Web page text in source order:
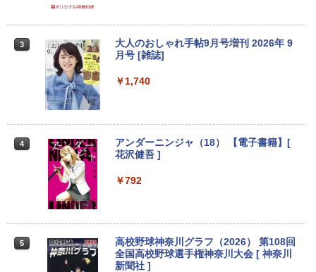
12.1インチ DVD Bluetoot カメラ Wi-Fi
HDMI 初期設定済み 送料無料 90日保証
￥11,800
軽量 11.6 型 SONY VAIO VJP111 Core i
5-4210U SSD128GB メモリ4GB Blueto
oth Wifi カメラ Windows11 WPS-Offic
e 訳アリ品
4
中古ノートパソコン インテル Celeron C
ore i5 Windows11 Pro Office 2024付き
メモリ4GB/8GB/16GB選択可 SSD128G
カーフリー ブルーライトカット モニター
ディスプレイ MAXZEN MGM25IC04-F2
40
￥12,980
＼メーカー5年保証／【最短即日発送】
【新品】モニター 21.5インチモニター デ
ィスプレイ PCモニター ASUS 液晶ディ
スプレイ VP229HFZ 22型 1920×1080 応
答速度1ms リフレッシュレート100Hz IP
Sパネル 液晶モニター 5年保証付き 動画
￥12,800
3
大人のおしゃれ手帖9月号増刊 2026年 9
月号 [雑誌]
￥1,740
4
アンダーニンジャ（18） 【電子書籍】[
花沢健吾 ]
￥792
5
高校野球神奈川グラフ（2026） 第108回
全国高校野球選手権神奈川大会 [ 神奈川
新聞社 ]